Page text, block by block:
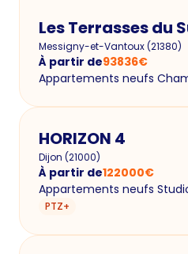
Les Terrasses du
Messigny-et-Vantoux(21380)
À partir de93836€
Appartements neufs
HORIZON 4
Dijon (21000)
À partir de122000€
Appartements neufs
PTZ+